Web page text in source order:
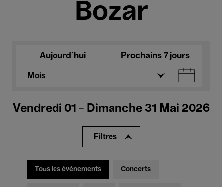
Bozar
Aujourd'hui Prochains 7 jours
Mois
Vendredi 01 - Dimanche 31 Mai 2026
Filtres
Tous les événements Concerts